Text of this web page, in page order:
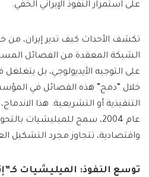
على استمرار النفوذ الإيراني الخفي.
تكشف الأحداث كيف تدير إيران، من
الشبكة المعقدة من الفصائل
على التوجيه الأيديولوجي، بل
خلال “دمج” هذه الفصائل في
التنفيذية أو التشريعية. هذا
عام 2004، سمح للميليشيات
واقتصادية، تتجاوز مجرد التشكيل
توسع النفوذ: الميليشيات